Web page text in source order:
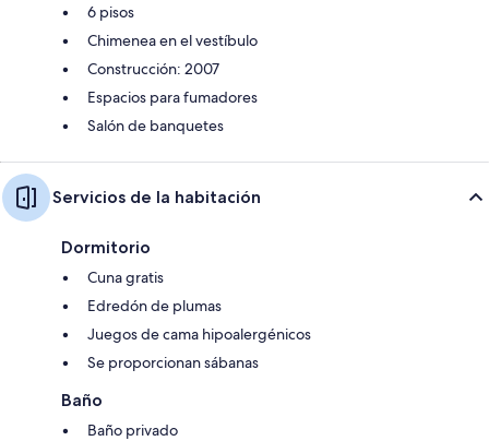
6 pisos
Chimenea en el vestíbulo
Construcción: 2007
Espacios para fumadores
Salón de banquetes
Servicios de la habitación
Dormitorio
Cuna gratis
Edredón de plumas
Juegos de cama hipoalergénicos
Se proporcionan sábanas
Baño
Baño privado